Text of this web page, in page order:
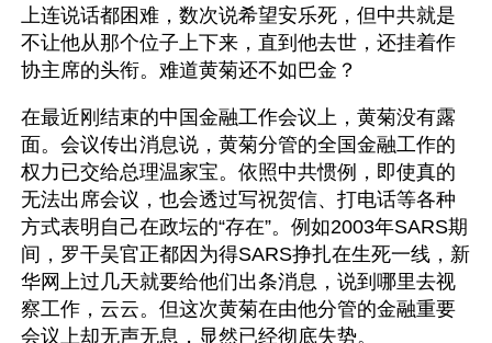
上连说话都困难，数次说希望安乐死，但中共就是
不让他从那个位子上下来，直到他去世，还挂着作
协主席的头衔。难道黄菊还不如巴金？
在最近刚结束的中国金融工作会议上，黄菊没有露
面。会议传出消息说，黄菊分管的全国金融工作的
权力已交给总理温家宝。依照中共惯例，即使真的
无法出席会议，也会透过写祝贺信、打电话等各种
方式表明自己在政坛的“存在”。例如2003年SARS期
间，罗干吴官正都因为得SARS挣扎在生死一线，新
华网上过几天就要给他们出条消息，说到哪里去视
察工作，云云。但这次黄菊在由他分管的金融重要
会议上却无声无息，显然已经彻底失势。